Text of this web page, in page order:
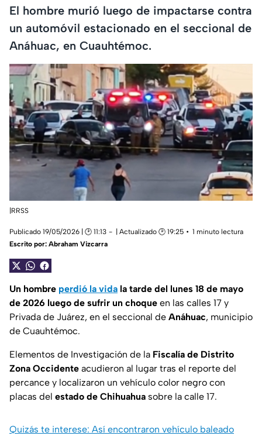
El hombre murió luego de impactarse contra
un automóvil estacionado en el seccional de
Anáhuac, en Cuauhtémoc.
|RRSS
Publicado 19/05/2026 | 🕑 11:13 | Actualizado 🕑 19:25
1 minuto lectura
Escrito por: Abraham Vizcarra
Un hombre perdió la vida la tarde del lunes 18 de mayo
de 2026 luego de sufrir un choque en las calles 17 y
Privada de Juárez, en el seccional de Anáhuac, municipio
de Cuauhtémoc.
Elementos de Investigación de la Fiscalía de Distrito
Zona Occidente acudieron al lugar tras el reporte del
percance y localizaron un vehículo color negro con
placas del estado de Chihuahua sobre la calle 17.
Quizás te interese: Así encontraron vehículo baleado